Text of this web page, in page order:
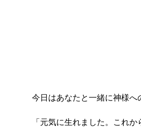
今日はあなたと一緒に神様へ
「元気に生れました。これ